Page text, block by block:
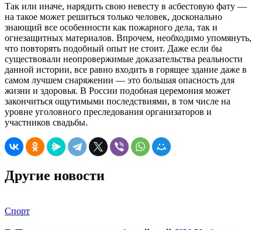
Так или иначе, нарядить свою невесту в асбестовую фату —
на такое может решиться только человек, досконально
знающий все особенности как пожарного дела, так и
огнезащитных материалов. Впрочем, необходимо упомянуть,
что повторять подобный опыт не стоит. Даже если бы
существовали неопровержимые доказательства реальности
данной истории, все равно входить в горящее здание даже в
самом лучшем снаряжении — это большая опасность для
жизни и здоровья. В России подобная церемония может
закончиться ощутимыми последствиями, в том числе на
уровне уголовного преследования организаторов и
участников свадьбы.
Другие новости
Спорт